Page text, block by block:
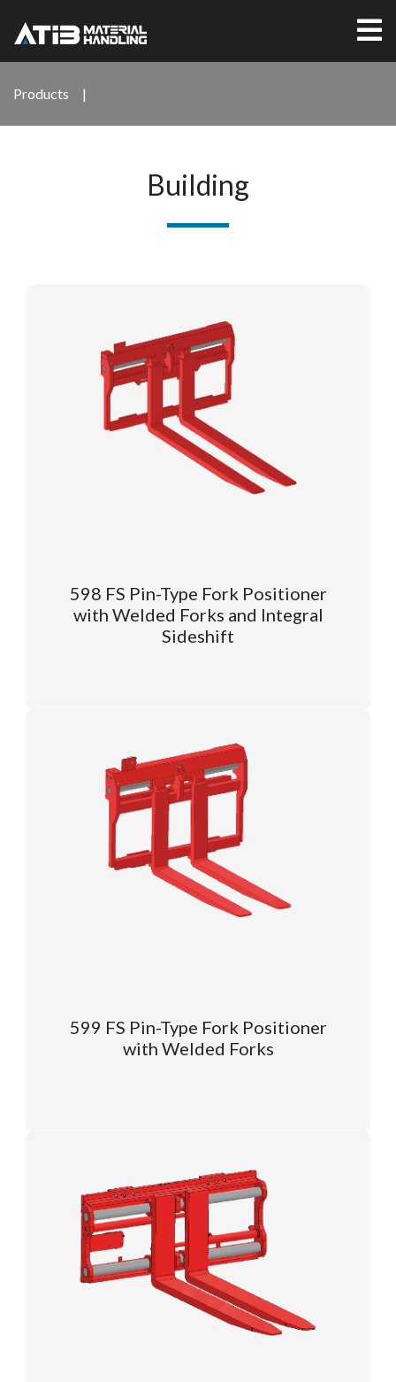
Products |
Building
598 FS Pin-Type Fork Positioner
with Welded Forks and Integral
Sideshift
599 FS Pin-Type Fork Positioner
with Welded Forks